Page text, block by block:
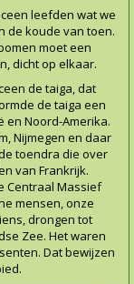
leefden wat we
de koude van toen.
moet een
dicht op elkaar.
de taiga, dat
de taiga een
en Noord-Amerika.
Nijmegen en daar
toendra die over
van Frankrijk.
Centraal Massief
mensen, onze
drongen tot
Zee. Het waren
Dat bewijzen